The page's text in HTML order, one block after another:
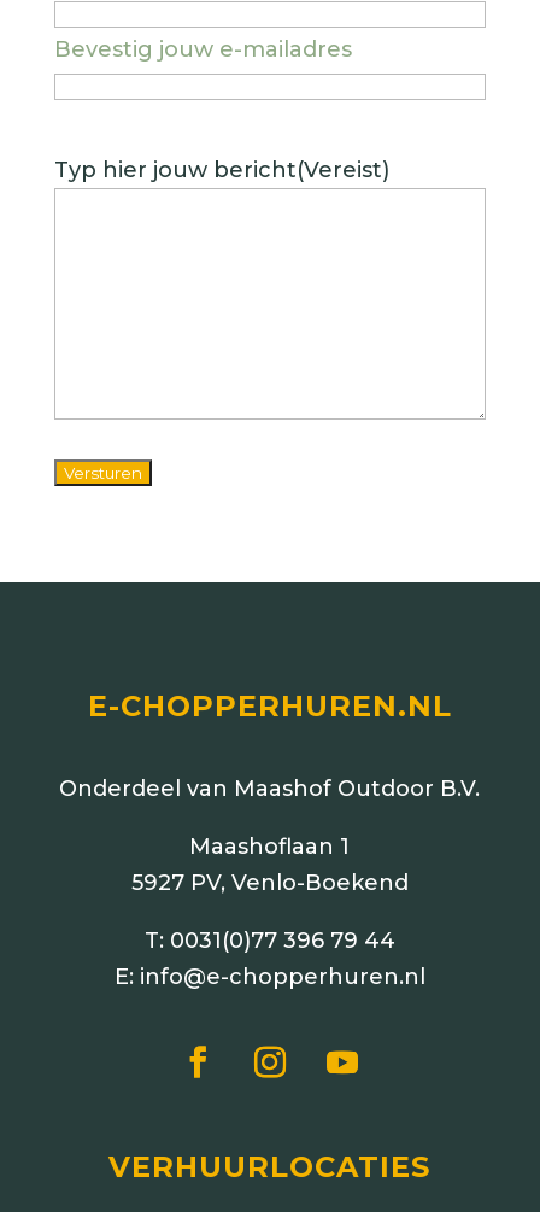
Bevestig jouw e-mailadres
Typ hier jouw bericht(Vereist)
E-CHOPPERHUREN.NL
Onderdeel van Maashof Outdoor B.V.
Maashoflaan 1
5927 PV, Venlo-Boekend
T: 0031(0)77 396 79 44
E: info@e-chopperhuren.nl
VERHUURLOCATIES